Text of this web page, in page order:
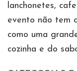
lanchonetes,
evento não tem
como uma
cozinha e do